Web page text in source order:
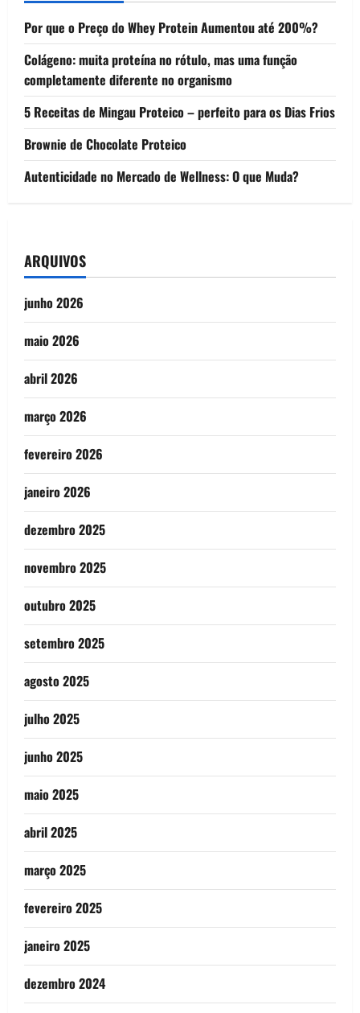
Por que o Preço do Whey Protein Aumentou até 200%?
Colágeno: muita proteína no rótulo, mas uma função
completamente diferente no organismo
5 Receitas de Mingau Proteico – perfeito para os Dias Frios
Brownie de Chocolate Proteico
Autenticidade no Mercado de Wellness: O que Muda?
ARQUIVOS
junho 2026
maio 2026
abril 2026
março 2026
fevereiro 2026
janeiro 2026
dezembro 2025
novembro 2025
outubro 2025
setembro 2025
agosto 2025
julho 2025
junho 2025
maio 2025
abril 2025
março 2025
fevereiro 2025
janeiro 2025
dezembro 2024